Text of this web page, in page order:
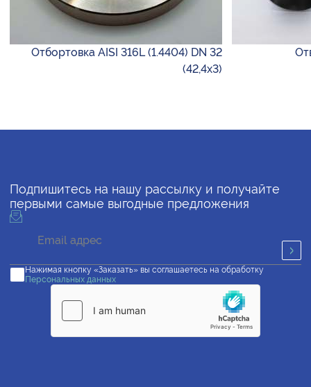
Отбортовка AISI 316L (1.4404) DN 32
(42,4х3)
Подпишитесь на нашу рассылку и получайте
первыми самые выгодные предложения
Нажимая кнопку «Заказать» вы соглашаетесь на обработку
Персональных данных